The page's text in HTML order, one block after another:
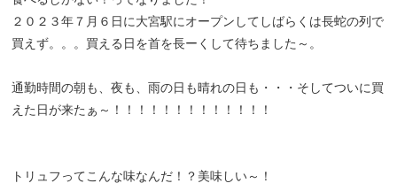
２０２３年７月６日に大宮駅にオープンしてしばらくは長蛇の列で
買えず。。。買える日を首を長ーくして待ちました～。
通勤時間の朝も、夜も、雨の日も晴れの日も・・・そしてついに買
えた日が来たぁ～！！！！！！！！！！！！！
トリュフってこんな味なんだ！？美味しい～！